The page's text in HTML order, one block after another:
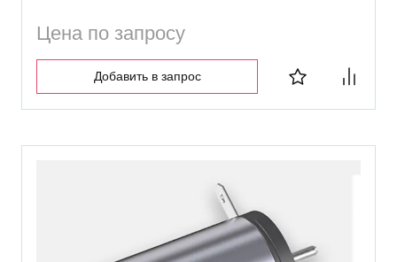
Цена по запросу
Добавить в запрос